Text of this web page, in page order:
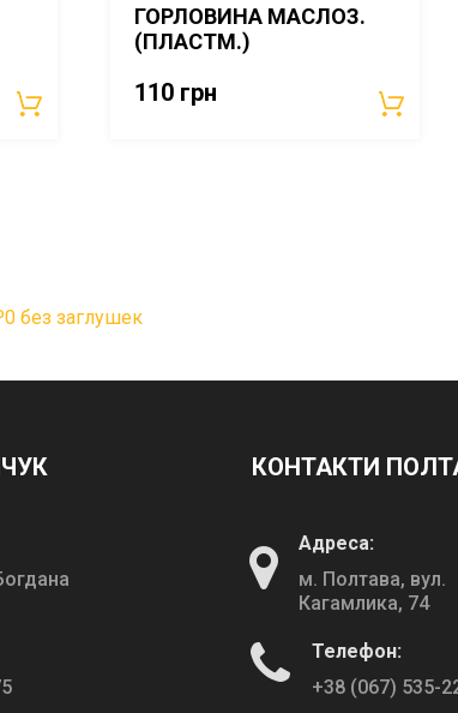
ГОРЛОВИНА МАСЛОЗ.
(ПЛАСТМ.)
110 грн
без заглушек
КОНТАКТИ
Адреса:
м. Полтава, вул.
Кагамлика, 74
Телефон:
+38 (067) 535-